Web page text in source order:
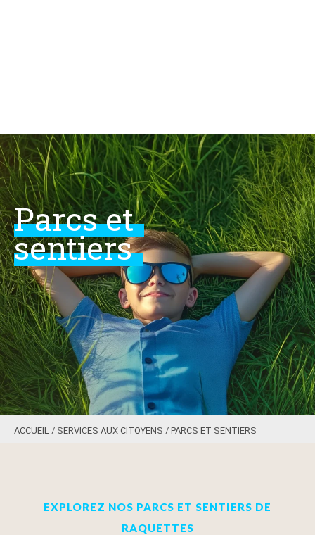
Parcset
sentiers
ACCUEIL / SERVICES AUX CITOYENS / PARCS ET SENTIERS
EXPLOREZ NOS PARCS ET SENTIERS DE
RAQUETTES